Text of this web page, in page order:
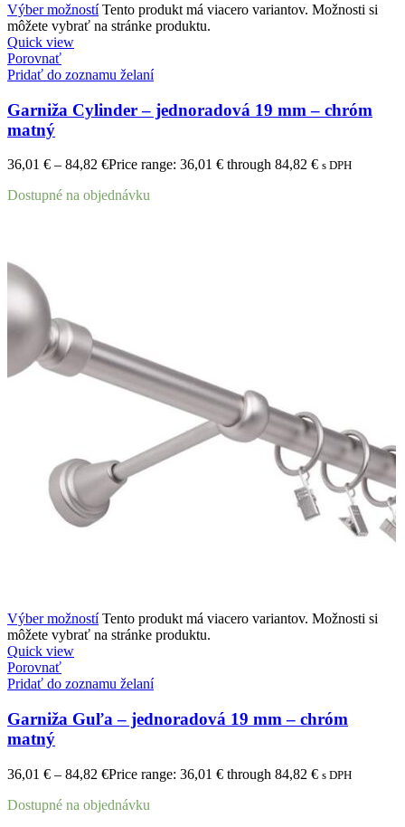
Výber možností Tento produkt má viacero variantov. Možnosti si
môžete vybrať na stránke produktu.
Quick view
Porovnať
Pridať do zoznamu želaní
Garniža Cylinder – jednoradová 19 mm – chróm
matný
36,01 € – 84,82 €Price range: 36,01 € through 84,82 € s DPH
Dostupné na objednávku
Výber možností Tento produkt má viacero variantov. Možnosti si
môžete vybrať na stránke produktu.
Quick view
Porovnať
Pridať do zoznamu želaní
Garniža Guľa – jednoradová 19 mm – chróm
matný
36,01 € – 84,82 €Price range: 36,01 € through 84,82 € s DPH
Dostupné na objednávku